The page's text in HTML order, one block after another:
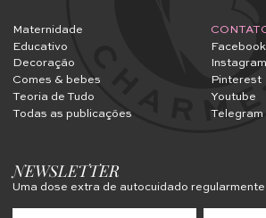
Maternidade
Educativo
Decoração
Comes & bebes
Teoria de Tudo
Todas as publicações
Facebook
Instagram
Pinterest
Youtube
Telegram
NEWSLETTER
Uma dose extra de autocuidado regularmente